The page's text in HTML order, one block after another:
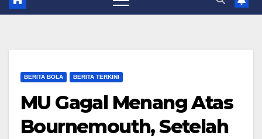
BERITA BOLA BERITA TERKINI
MU Gagal Menang Atas
Bournemouth, Setelah